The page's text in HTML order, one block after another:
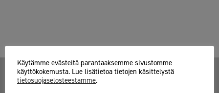
Javasko Oy
Käytämme evästeitä parantaaksemme sivustomme
käyttökokemusta. Lue lisätietoa tietojen käsittelystä
tietosuojaselosteestamme.